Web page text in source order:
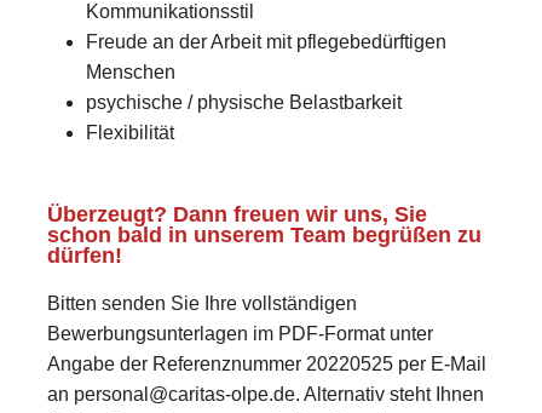
Kommunikationsstil
Freude an der Arbeit mit pflegebedürftigen
Menschen
psychische / physische Belastbarkeit
Flexibilität
Überzeugt? Dann freuen wir uns, Sie
schon bald in unserem Team begrüßen zu
dürfen!
Bitten senden Sie Ihre vollständigen
Bewerbungsunterlagen im PDF-Format unter
Angabe der Referenznummer 20220525 per E-Mail
an personal@caritas-olpe.de. Alternativ steht Ihnen